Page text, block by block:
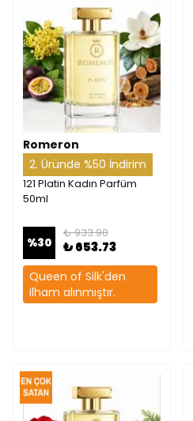
Romeron
2. Üründe %50 İndirim
121 Platin Kadın Parfüm
50ml
%30
₺ 933.90
₺ 653.73
Queen of Silk'den
ilham alınmıştır.